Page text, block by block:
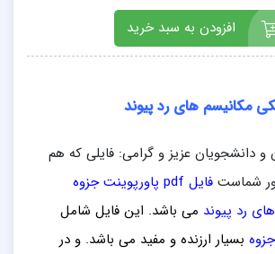
افزودن به سبد خرید
مکانیسم های رد پیوند
و دانشجویان عزیز و گرامی: فایلی که هم
شماست
فایل pdf پاورپوینت جزوه
رد پیوند می باشد. این فایل شامل
بسیار ارزنده و مفید می باشد. و در